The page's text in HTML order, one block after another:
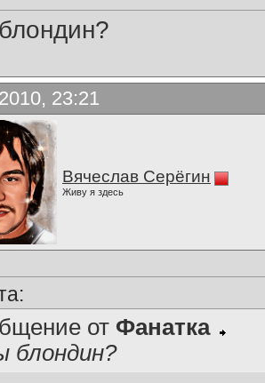
23:21
Вячеслав Серёгин
Живу я здесь
от Фанатка
блондин?